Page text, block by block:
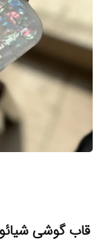
قاب گوشی